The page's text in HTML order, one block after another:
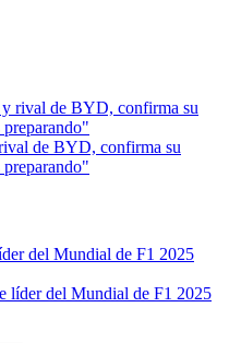
de BYD, confirma su
preparando"
del Mundial de F1 2025